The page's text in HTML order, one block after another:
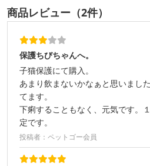
商品レビュー（2件）
保護ちびちゃんへ。
子猫保護にて購入。
あまり飲まないかなぁと思いまし
てます。
下痢することもなく、元気です。
定です。
投稿者：ペットゴー会員